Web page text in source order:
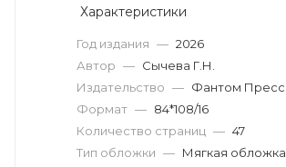
Характеристики
Год издания — 2026
Автор — Сычева Г.Н.
Издательство — Фантом Пресс
Формат — 84*108/16
Количество страниц — 47
Тип обложки — Мягкая обложка